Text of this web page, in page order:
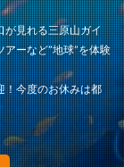
が見れる三原山ガイ
ーなど”地球”を体験
！今度のお休みは都